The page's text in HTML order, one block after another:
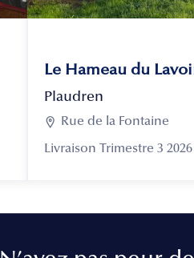
Le Hameau du
Plaudren
 Rue de la Fontaine
Livraison Trimestre 3 2026